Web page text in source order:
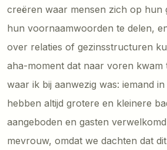
creëren waar mensen zich op hun
hun voornaamwoorden te delen,
over relaties of gezinsstructuren
aha-moment dat naar voren kwam
waar ik bij aanwezig was: iemand
hebben altijd grotere en kleinere
aangeboden en gasten
mevrouw, omdat we dachten dat